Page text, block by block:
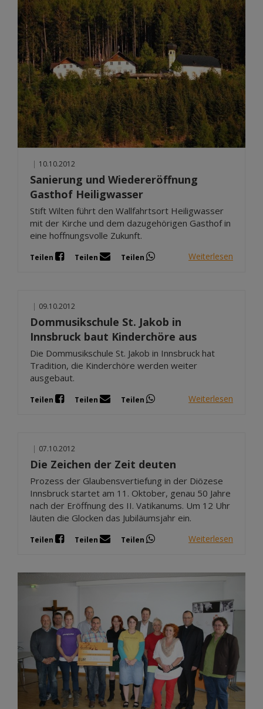
| 10.10.2012
Sanierung und Wiedereröffnung
Gasthof Heiligwasser
Stift Wilten führt den Wallfahrtsort Heiligwasser
mit der Kirche und dem dazugehörigen Gasthof in
eine hoffnungsvolle Zukunft.
Teilen Teilen Teilen Weiterlesen
| 09.10.2012
Dommusikschule St. Jakob in
Innsbruck baut Kinderchöre aus
Die Dommusikschule St. Jakob in Innsbruck hat
Tradition, die Kinderchöre werden weiter
ausgebaut.
Teilen Teilen Teilen Weiterlesen
| 07.10.2012
Die Zeichen der Zeit deuten
Prozess der Glaubensvertiefung in der Diözese
Innsbruck startet am 11. Oktober, genau 50 Jahre
nach der Eröffnung des II. Vatikanums. Um 12 Uhr
läuten die Glocken das Jubiläumsjahr ein.
Teilen Teilen Teilen Weiterlesen